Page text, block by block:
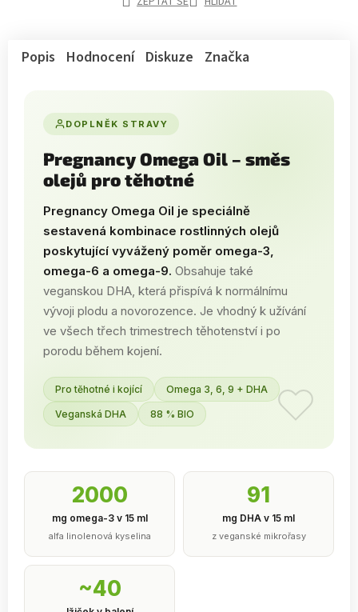
Popis Hodnocení Diskuze Značka
DOPLNĚK STRAVY
Pregnancy Omega Oil – směs
olejů pro těhotné
Pregnancy Omega Oil je speciálně
sestavená kombinace rostlinných olejů
poskytující vyvážený poměr omega-3,
omega-6 a omega-9. Obsahuje také
veganskou DHA, která přispívá k normálnímu
vývoji plodu a novorozence. Je vhodný k užívání
ve všech třech trimestrech těhotenství i po
porodu během kojení.
Pro těhotné i kojící Omega 3, 6, 9 + DHA
Veganská DHA 88 % BIO
2000
mg omega-3 v 15 ml
alfa linolenová kyselina
91
mg DHA v 15 ml
z veganské mikrořasy
~40